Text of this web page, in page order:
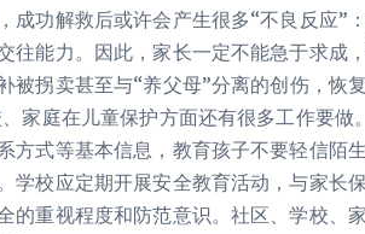
成功解救后或许会产生很多“不良反应”
往能力。因此，家长一定不能急于求成
被拐卖甚至与“养父母”分离的创伤，恢
家庭在儿童保护方面还有很多工作要做
方式等基本信息，教育孩子不要轻信陌
学校应定期开展安全教育活动，与家长
的重视程度和防范意识。社区、学校、